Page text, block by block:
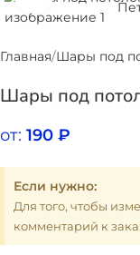
Главная Шары под
Шары под
от: 190 ₽
Если нужно:
Для того, чтобы
комментарий к